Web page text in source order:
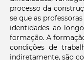
processo da
se que as
identidades ao
formação. A
condições de
indiretamente, são